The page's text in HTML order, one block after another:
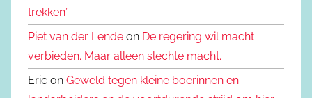
trekken”
Piet van der Lende on De regering wil macht
verbieden. Maar alleen slechte macht.
Eric on Geweld tegen kleine boerinnen en